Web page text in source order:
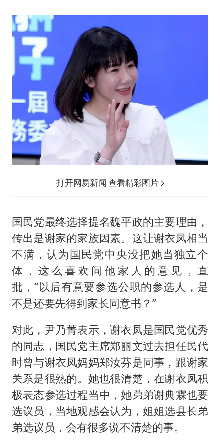
打开网易新闻 查看精彩图片
国民党最终选择提名魏平政的主要理由，
传出是谢家的家族因素。这让谢衣凤相当
不满，认为国民党中央没把她当独立个
体，这么喜欢问他家人的意见，直
批，“以后有意要参选公职的参选人，是
不是还要先得到家长同意书？”
对此， 尹乃菁表示，谢衣凤是国民党优秀
的同志，国民党主席郑丽文过去担任民代
时曾与谢衣凤妈妈郑汝芬是同事，跟谢家
关系是很熟的。她也很清楚，在谢衣凤积
极表态参选过程当中，她弟弟谢典霖也要
选议员，当地观感会认为，姐姐选县长弟
弟选议员，会有很多说不清楚的事。